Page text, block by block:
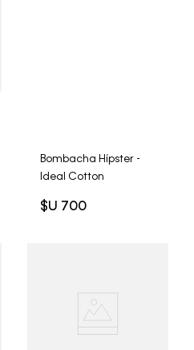
Bombacha Hípster -
Ideal Cotton
$U 700